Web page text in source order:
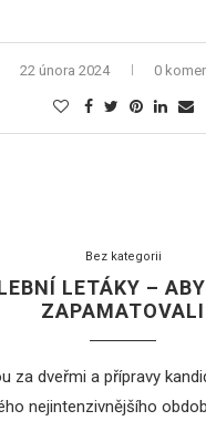
22 února 2024 0
Bez kategorii
LETÁKY –
ZAPAMATOVALI
za dveřmi a přípravy
nejintenzivnějšího